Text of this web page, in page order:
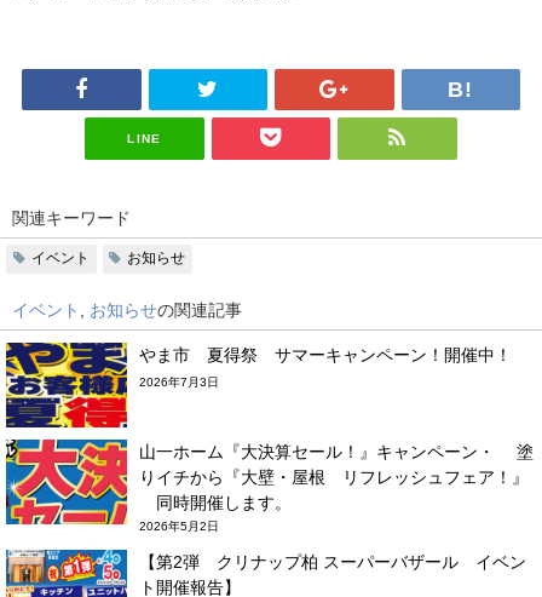
LINE
関連キーワード
イベント お知らせ
イベント お知らせの関連記事
やま市 夏得祭 サマーキャンペーン！開催中！
2026年7月3日
山一ホーム『大決算セール！』キャンペーン・ 塗
りイチから『大壁・屋根 リフレッシュフェア！』
同時開催します。
2026年5月2日
【第2弾 クリナップ柏 スーパーバザール イベン
ト開催報告】